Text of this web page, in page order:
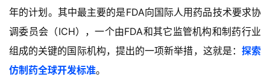
年的计划。其中最主要的是FDA向国际人用药品技术要求协
调委员会（ICH），一个由FDA和其它监管机构和制药行业
组成的关键的国际机构，提出的一项新举措，这就是： 探索
仿制药全球开发标准。